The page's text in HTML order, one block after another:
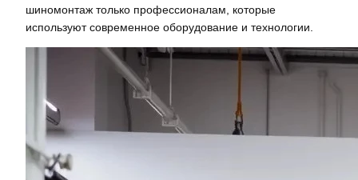
шиномонтаж только профессионалам, которые
используют современное оборудование и технологии.